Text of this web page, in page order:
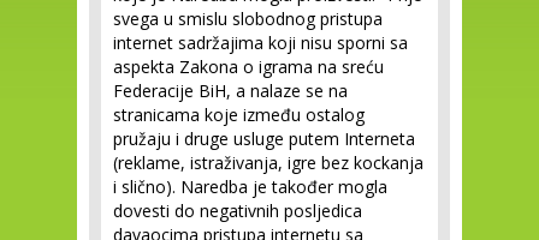
svega u smislu slobodnog pristupa
internet sadržajima koji nisu sporni sa
aspekta Zakona o igrama na sreću
Federacije BiH, a nalaze se na
stranicama koje između ostalog
pružaju i druge usluge putem Interneta
(reklame, istraživanja, igre bez kockanja
i slično). Naredba je također mogla
dovesti do negativnih posljedica
davaocima pristupa internetu sa